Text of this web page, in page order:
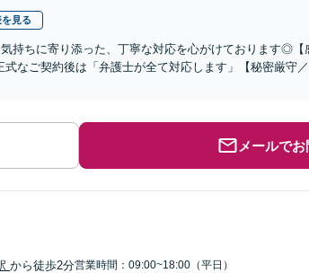
見る
持ちに寄り添った、丁寧な対応を心がけております◎
なご契約後は「弁護士が全て対応します」【秘密厳守
メールで
から徒歩2分営業時間：09:00~18:00（平日）